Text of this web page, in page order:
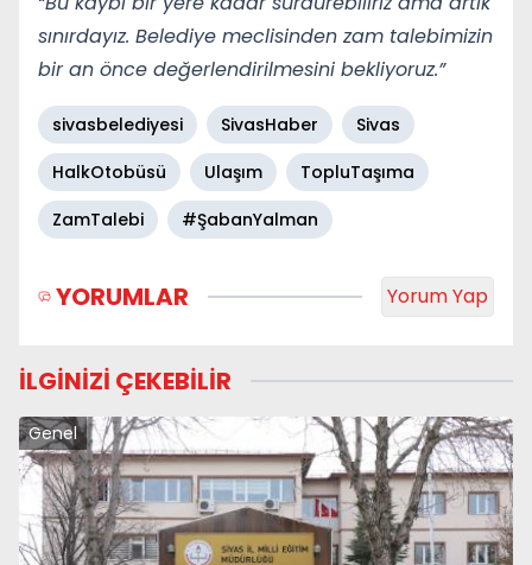
sınırdayız. Belediye meclisinden zam talebimizin
bir an önce değerlendirilmesini bekliyoruz.”
sivasbelediyesi SivasHaber
Sivas
HalkOtobüsü
Ulaşım
TopluTaşıma
ZamTalebi
#ŞabanYalman
YORUMLAR Yorum Yap
İLGİNİZİ ÇEKEBİLİR
Genel